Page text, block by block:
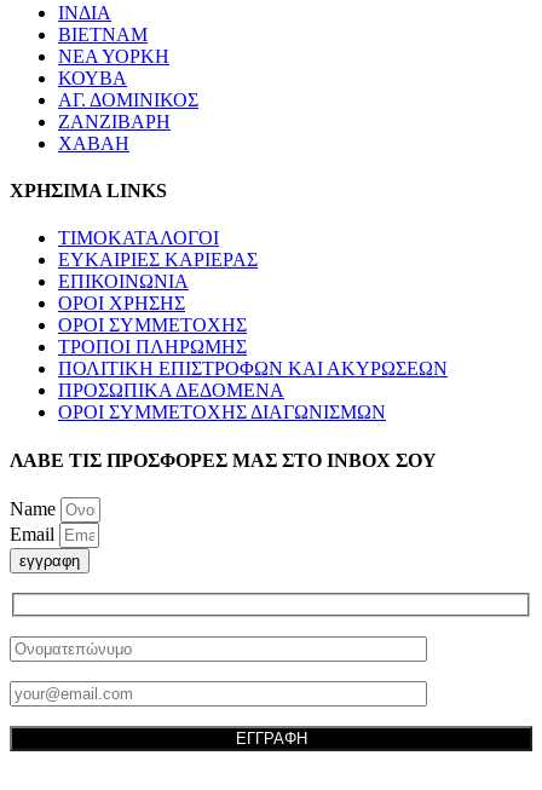
ΙΝΔΙΑ
ΒΙΕΤΝΑΜ
ΝΕΑ ΥΟΡΚΗ
ΚΟΥΒΑ
ΑΓ. ΔΟΜΙΝΙΚΟΣ
ΖΑΝΖΙΒΑΡΗ
ΧΑΒΑΗ
ΧΡΗΣΙΜΑ LINKS
ΤΙΜΟΚΑΤΑΛΟΓΟΙ
ΕΥΚΑΙΡΙΕΣ ΚΑΡΙΕΡΑΣ
ΕΠΙΚΟΙΝΩΝΙΑ
ΟΡΟΙ ΧΡΗΣΗΣ
ΟΡΟΙ ΣΥΜΜΕΤΟΧΗΣ
ΤΡΟΠΟΙ ΠΛΗΡΩΜΗΣ
ΠΟΛΙΤΙΚΗ ΕΠΙΣΤΡΟΦΩΝ ΚΑΙ ΑΚΥΡΩΣΕΩΝ
ΠΡΟΣΩΠΙΚΑ ΔΕΔΟΜΕΝΑ
ΟΡΟΙ ΣΥΜΜΕΤΟΧΗΣ ΔΙΑΓΩΝΙΣΜΩΝ
ΛΑΒΕ ΤΙΣ ΠΡΟΣΦΟΡΕΣ ΜΑΣ ΣΤΟ ΙΝΒΟΧ ΣΟΥ
Name
Email
εγγραφη